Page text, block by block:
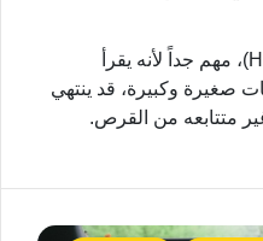
يعتبر القرص الصلب ( Hard Disk)، مهم جداً لأنه يقرأ
صغيرة وكبيرة، قد ينتهي
غير متتابعه من القرص.